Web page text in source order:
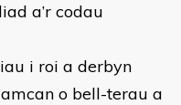
a’r codau
i roi a derbyn
o bell-terau a